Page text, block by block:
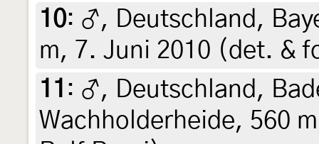
10: ♂, Deutschland,
m, 7. Juni 2010 (det. &
11 : ♂, Deutschland,
Wachholderheide, 560